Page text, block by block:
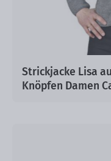
Strickjacke Lisa
Knöpfen Damen